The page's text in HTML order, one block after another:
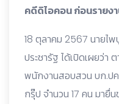
คดีดิไอคอน ก่อนรายง
18 ตุลาคม 2567 นายไ
ประชารัฐ ได้เปิดเผยว่า
พนักงานสอบสวน บก.ป
กรุ๊ป จำนวน 17 คน มายื่